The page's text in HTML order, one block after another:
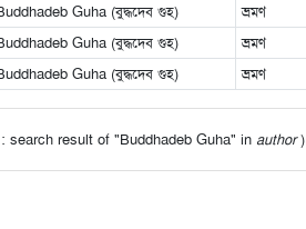
Guha (বুদ্ধদেব গুহ) ভ্রমণ
Guha (বুদ্ধদেব গুহ) ভ্রমণ
Guha (বুদ্ধদেব গুহ) ভ্রমণ
search result of "Buddhadeb Guha" in author)